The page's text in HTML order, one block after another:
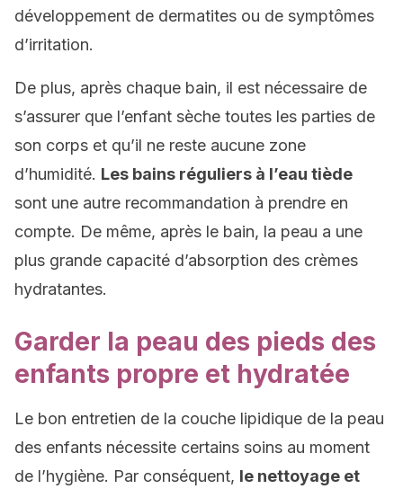
développement de dermatites ou de symptômes
d’irritation.
De plus, après chaque bain, il est nécessaire de
s’assurer que l’enfant sèche toutes les parties de
son corps et qu’il ne reste aucune zone
d’humidité. Les bains réguliers à l’eau tiède
sont une autre recommandation à prendre en
compte. De même, après le bain, la peau a une
plus grande capacité d’absorption des crèmes
hydratantes.
Garder la peau des pieds des
enfants propre et hydratée
Le bon entretien de la couche lipidique de la peau
des enfants nécessite certains soins au moment
de l’hygiène. Par conséquent, le nettoyage et